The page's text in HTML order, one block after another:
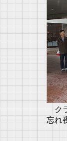
ク
忘れ